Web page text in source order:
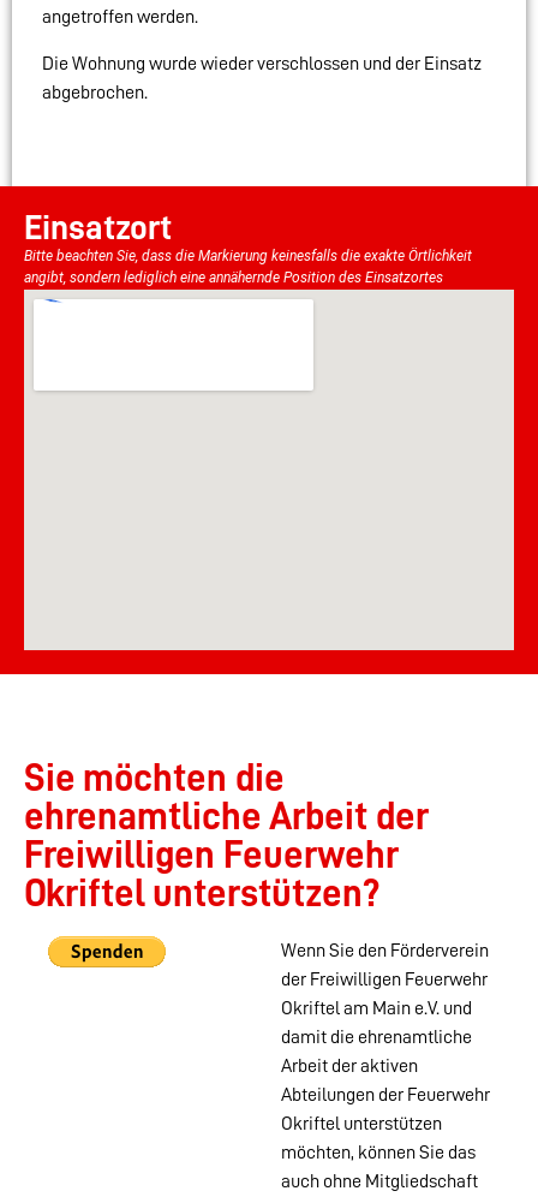
angetroffen werden.
Die Wohnung wurde wieder verschlossen und der Einsatz
abgebrochen.
Einsatzort
Bitte beachten Sie, dass die Markierung keinesfalls die exakte Örtlichkeit
angibt, sondern lediglich eine annähernde Position des Einsatzortes
Sie möchten die
ehrenamtliche Arbeit der
Freiwilligen Feuerwehr
Okriftel unterstützen?
Wenn Sie den Förderverein
der Freiwilligen Feuerwehr
Okriftel am Main e.V. und
damit die ehrenamtliche
Arbeit der aktiven
Abteilungen der Feuerwehr
Okriftel unterstützen
möchten, können Sie das
auch ohne Mitgliedschaft